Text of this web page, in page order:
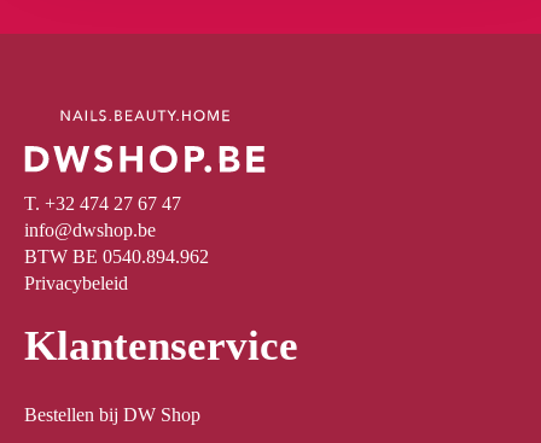
T. +32 474 27 67 47
info@dwshop.be
BTW BE 0540.894.962
Privacybeleid
Klantenservice
Bestellen bij DW Shop